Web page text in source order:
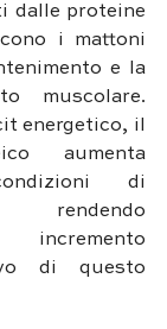
dalle proteine
i mattoni
e la
muscolare.
energetico, il
aumenta
di
rendendo
di questo